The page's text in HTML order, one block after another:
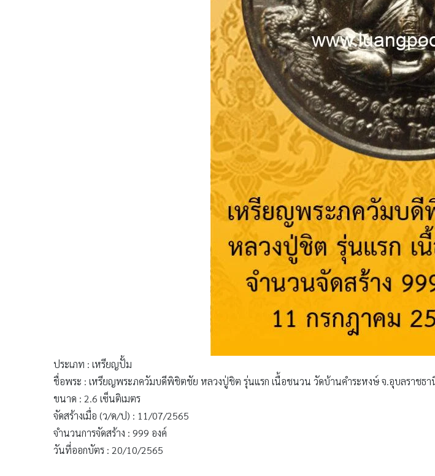
ประเภท : เหรียญปั้ม
ชื่อพระ : เหรียญพระภควัมบดีพิชิตชัย หลวงปู่ชิต รุ่นแรก เนื้อชนวน วัดบ้านคำระหงษ์ จ.อุบลราชธา
ขนาด : 2.6 เซ็นติเมตร
จัดสร้างเมื่อ (ว/ด/ป) : 11/07/2565
จำนวนการจัดสร้าง : 999 องค์
วันที่ออกบัตร : 20/10/2565